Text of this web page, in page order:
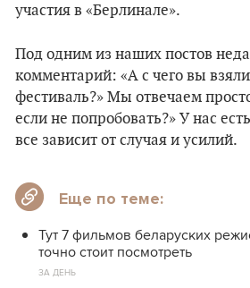
участия в «Берлинале».
Под одним из наших постов
комментарий: «А с чего вы
фестиваль?» Мы отвечаем
если не попробовать?» У нас
все зависит от случая и усилий.
Еще по теме:
Тут 7 фильмов беларуских
точно стоит посмотреть
ЗА ДЕНЬ